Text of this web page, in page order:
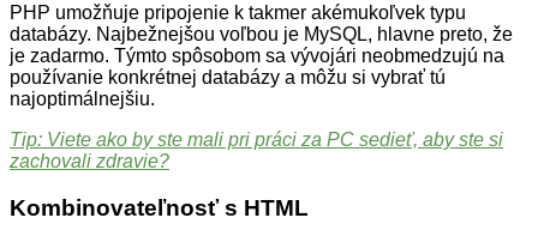
PHP umožňuje pripojenie k takmer akémukoľvek typu
databázy. Najbežnejšou voľbou je MySQL, hlavne preto, že
je zadarmo. Týmto spôsobom sa vývojári neobmedzujú na
používanie konkrétnej databázy a môžu si vybrať tú
najoptimálnejšiu.
Tip: Viete ako by ste mali pri práci za PC sedieť, aby ste si
zachovali zdravie?
Kombinovateľnosť s HTML